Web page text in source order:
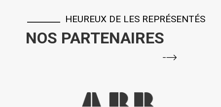
HEUREUX DE LES REPRÉSENTÉS
NOS PARTENAIRES